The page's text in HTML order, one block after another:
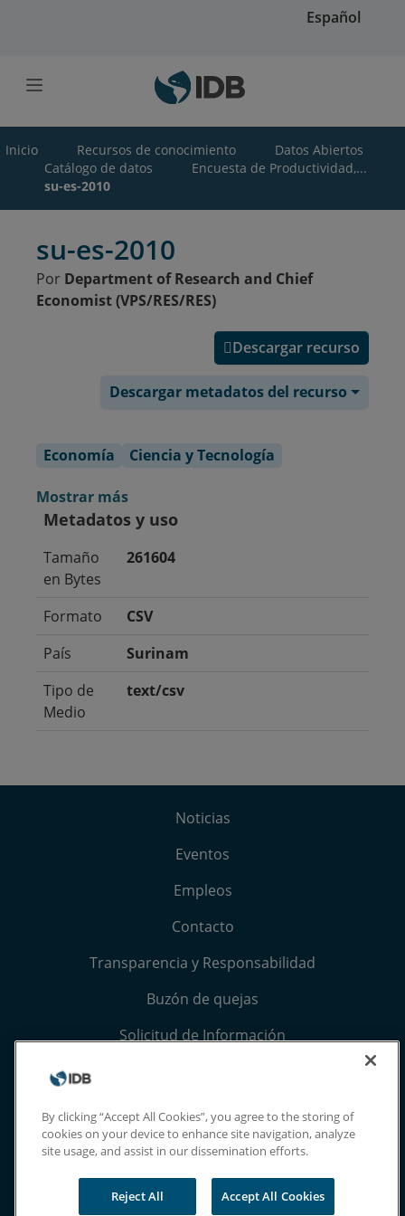
Español
Inicio Recursos de conocimiento
Datos Abiertos
Catálogo de datos
Encuesta de Productividad,...
su-es-2010
su-es-2010
Por Department of Research and Chief
Economist (VPS/RES/RES)
Descargar recurso
Descargar metadatos del recurso
Economía Ciencia y Tecnología
Mostrar más
Metadatos y uso
Tamaño
en Bytes
261604
Formato
CSV
País
Surinam
Tipo de
Medio
text/csv
Noticias
Eventos
Empleos
Contacto
Transparencia y Responsabilidad
Buzón de quejas
Solicitud de Información
Términos, condiciones y aviso de privacidad
Extranet
By clicking “Accept All Cookies”, you agree to the storing of
cookies on your device to enhance site navigation, analyze
site usage, and assist in our dissemination efforts.
Reject All Accept All Cookies